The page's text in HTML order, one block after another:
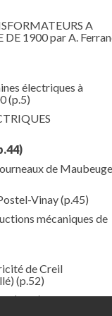
A
DE 1900 par A.
électriques à
(p.5)
de Maubeuge
Vinay(p.45)
mécaniques de
de Creil
(p.52)
(p.52)